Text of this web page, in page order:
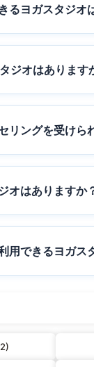
るヨガスタジオ
ジオはあります
リングを受けら
オはありますか
用できるヨガス